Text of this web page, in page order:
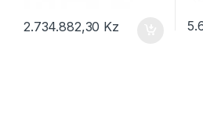
2.734.882,30 Kz